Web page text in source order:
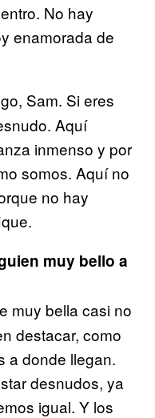
No hay
enamorada de
Sam. Si eres
Aquí
inmenso y por
somos. Aquí no
no hay
muy bello a
muy bella casi no
destacar, como
a donde llegan.
desnudos, ya
igual. Y los